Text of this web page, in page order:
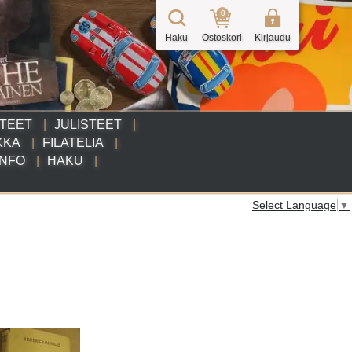
JULISTEET
FILATELIA
HAKU
Haku
0
Ostoskori Kirjaudu
Select Language ▼